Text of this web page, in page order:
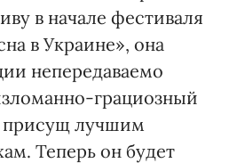
в начале фестиваля
в Украине», она
непередаваемо
грациозный
присущ лучшим
Теперь он будет